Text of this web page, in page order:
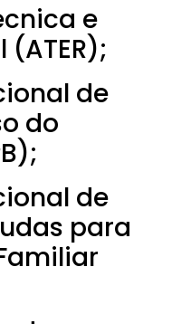
e
(ATER);
de
do
de
para